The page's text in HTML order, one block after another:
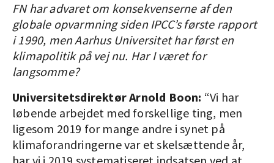
FN har advaret om konsekvenserne af den
globale opvarmning siden IPCC’s første rapport
i 1990, men Aarhus Universitet har først en
klimapolitik på vej nu. Har I været for
langsomme?
Universitetsdirektør Arnold Boon: “Vi har
løbende arbejdet med forskellige ting, men
ligesom 2019 for mange andre i synet på
klimaforandringerne var et skelsættende år,